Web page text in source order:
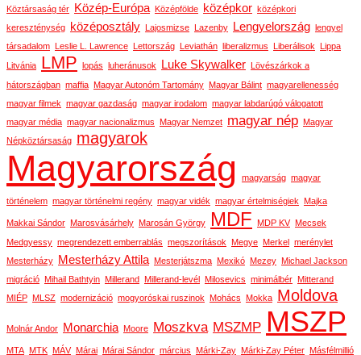
Köztársaság tér
Közép-Európa Középfölde középkor középkori
kereszténység
középosztály Lajosmizse Lazenby Lengyelország lengyel
társadalom Leslie L. Lawrence Lettország Leviathán liberalizmus Liberálisok Lippa
Litvánia LMP lopás luheránusok Luke Skywalker Lövészárkok a
hátországban maffia Magyar Autonóm Tartomány Magyar Bálint magyarellenesség
magyar filmek magyar gazdaság magyar irodalom magyar labdarúgó válogatott
magyar média magyar nacionalizmus Magyar Nemzet magyar nép Magyar
Népköztársaság magyarok
Magyarország magyarság magyar
történelem magyar történelmi regény magyar vidék magyar értelmiségiek Majka
Makkai Sándor Marosvásárhely Marosán György MDF MDP KV Mecsek
Medgyessy megrendezett emberrablás megszorítások Megye Merkel merénylet
Mesterházy
Mesterházy Attila Mesterjátszma Mexikó Mezey Michael Jackson
migráció Mihail Bathtyin Millerand Millerand-levél Milosevics minimálbér Mitterand
MIÉP MLSZ modernizáció mogyoróskai ruszinok Mohács Mokka Moldova
Molnár Andor Monarchia Moore Moszkva MSZMP MSZP
MTA MTK MÁV Márai Márai Sándor március Márki-Zay Márki-Zay Péter Másfélmillió